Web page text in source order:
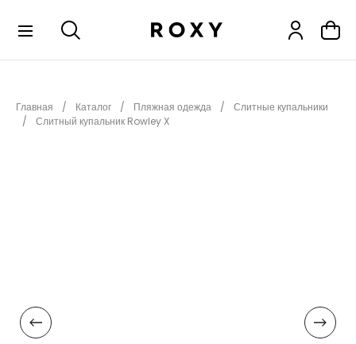
НОВИНКИ
АКСЕССУАРЫ
Главная Каталог Пляжная одежда
Слитные купальники
Слитный купальник Rowley X